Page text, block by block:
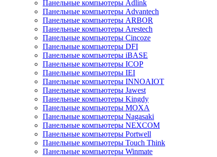
Панельные компьютеры Adlink
Панельные компьютеры Advantech
Панельные компьютеры ARBOR
Панельные компьютеры Arestech
Панельные компьютеры Cincoze
Панельные компьютеры DFI
Панельные компьютеры iBASE
Панельные компьютеры ICOP
Панельные компьютеры IEI
Панельные компьютеры INNOAIOT
Панельные компьютеры Jawest
Панельные компьютеры Kingdy
Панельные компьютеры MOXA
Панельные компьютеры Nagasaki
Панельные компьютеры NEXCOM
Панельные компьютеры Portwell
Панельные компьютеры Touch Think
Панельные компьютеры Winmate